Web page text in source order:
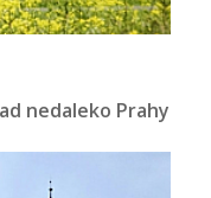
nedaleko Prahy